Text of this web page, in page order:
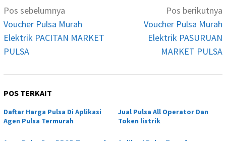
Navigasi
pos
Pos sebelumnya
Voucher Pulsa Murah
Elektrik PACITAN MARKET
PULSA
Pos berikutnya
Voucher Pulsa Murah
Elektrik PASURUAN
MARKET PULSA
POS TERKAIT
Daftar Harga Pulsa Di Aplikasi
Agen Pulsa Termurah
Jual Pulsa All Operator Dan
Token listrik